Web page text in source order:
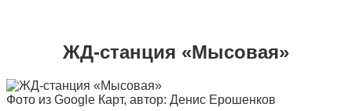
ЖД-станция «Мысовая»
Фото из Google Карт, автор: Денис Ерошенков